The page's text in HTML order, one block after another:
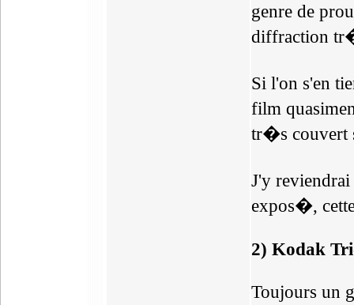
genre de
diffraction
Si l'on s'en
film
tr�s couvert
J'y
expos�,
2) Kodak
Toujours un